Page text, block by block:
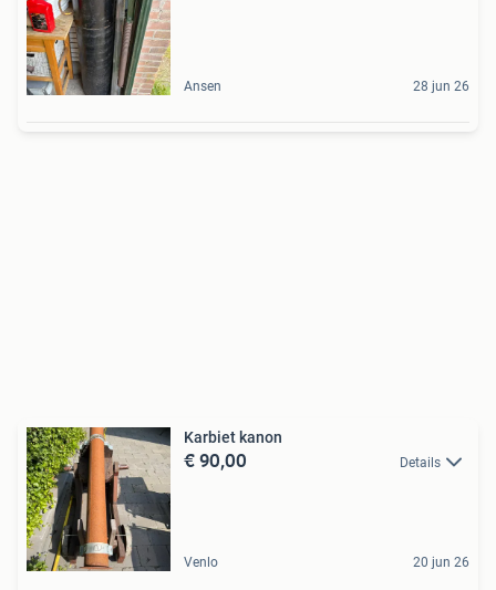
Ansen 28 jun 26
Karbiet kanon
€ 90,00 Details
Venlo 20 jun 26